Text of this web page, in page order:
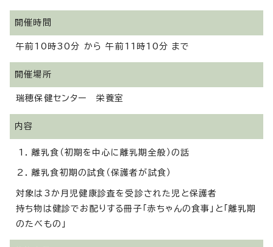
開催時間
午前10時30分 から 午前11時10分 まで
開催場所
瑞穂保健センター 栄養室
内容
離乳食（初期を中心に離乳期全般）の話
離乳食初期の試食（保護者が試食）
対象は3か月児健康診査を受診された児と保護者
持ち物は健診でお配りする冊子「赤ちゃんの食事」と「離乳期
のたべもの」